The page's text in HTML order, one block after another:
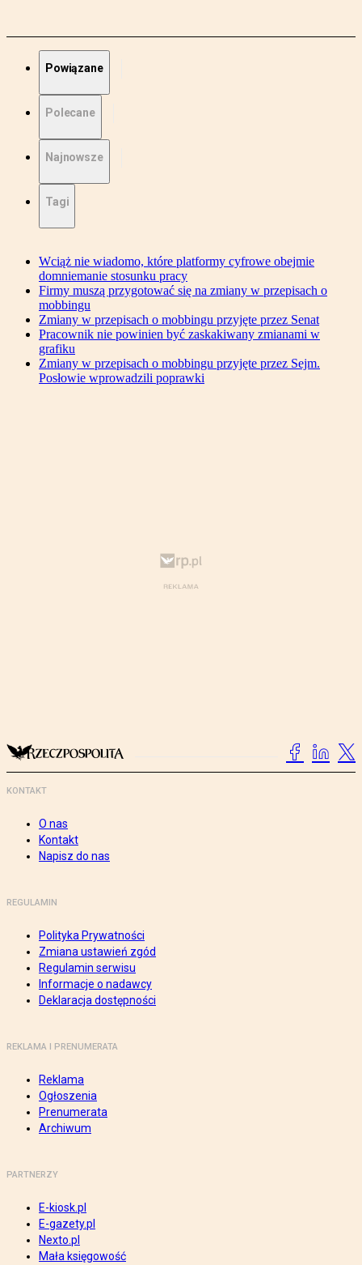
Powiązane
Polecane
Najnowsze
Tagi
Wciąż nie wiadomo, które platformy cyfrowe obejmie
domniemanie stosunku pracy
Firmy muszą przygotować się na zmiany w przepisach o
mobbingu
Zmiany w przepisach o mobbingu przyjęte przez Senat
Pracownik nie powinien być zaskakiwany zmianami w
grafiku
Zmiany w przepisach o mobbingu przyjęte przez Sejm.
Posłowie wprowadzili poprawki
KONTAKT
O nas
Kontakt
Napisz do nas
REGULAMIN
Polityka Prywatności
Zmiana ustawień zgód
Regulamin serwisu
Informacje o nadawcy
Deklaracja dostępności
REKLAMA I PRENUMERATA
Reklama
Ogłoszenia
Prenumerata
Archiwum
PARTNERZY
E-kiosk.pl
E-gazety.pl
Nexto.pl
Mała księgowość